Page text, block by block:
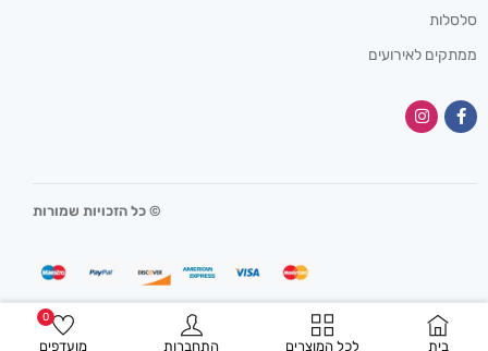
בית לכל המוצרים התחברות מועדפים
0
סלסלות
ממתקים לאירועים
© כל הזכויות שמורות